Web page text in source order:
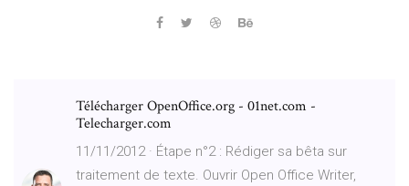
Télécharger OpenOffice.org - 01net.com -
Telecharger.com
11/11/2012 · Étape n°2 : Rédiger sa bêta sur
traitement de texte. Ouvrir Open Office Writer,